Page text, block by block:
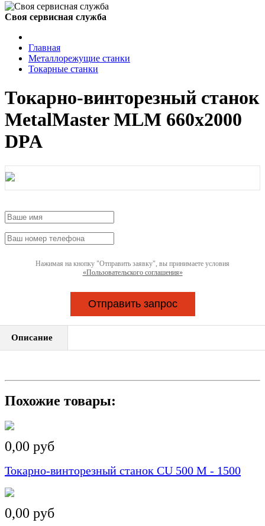
Своя сервисная служба
Главная
Металлорежущие станки
Токарные станки
Токарно-винторезный станок
MetalMaster MLM 660x2000
DPA
Нажимая на кнопку "Отправить заявку", вы принимаете условия
«Пользовательского соглашения»
Отправить запрос
Описание
Похожие товары:
0,00 руб
Токарно-винторезный станок CU 500 M - 1500
0,00 руб